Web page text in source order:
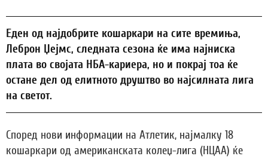
Еден од најдобрите кошаркари на сите времиња,
Леброн Џејмс, следната сезона ќе има најниска
плата во својата НБА-кариера, но и покрај тоа ќе
остане дел од елитното друштво во најсилната лига
на светот.
Според нови информации на Атлетик, најмалку 18
кошаркари од американската колеџ-лига (НЦАА) ќе